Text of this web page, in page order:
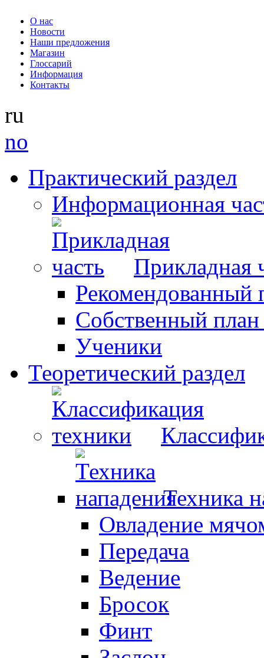
О нас
Новости
Наши предложения
Магазин
Глоссарий
Информация
Контакты
ru
no
Практический раздел
Информационная
Прикладная
Рекомендованный
Собственный
Ученики
Теоретический раздел
Техника
Овладение
Передача
Ведение
Бросок
Финт